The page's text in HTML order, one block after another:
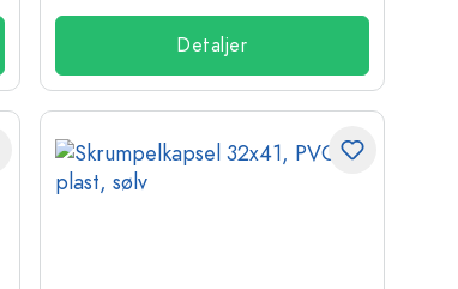
Detaljer